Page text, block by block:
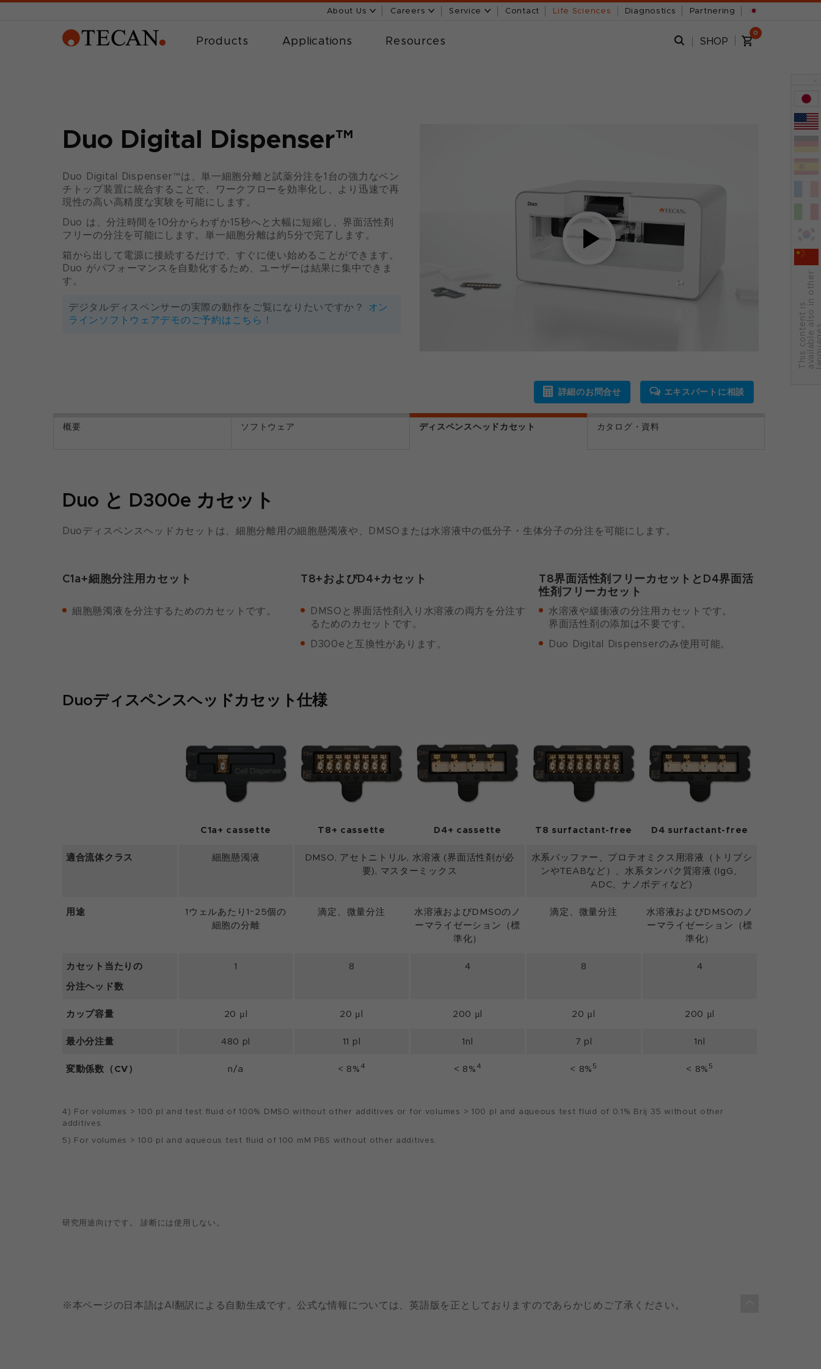
About Us Careers Service Contact Life Sciences Diagnostics Partnering
Products Applications Resources SHOP
0
T
h
i
s
c
o
n
t
e
n
t
i
s
a
v
a
i
l
a
b
l
e
a
l
s
o
i
n
o
t
h
er
l
a
n
g
u
a
g
e
Duo Digital Dispenser™
Duo Digital Dispenser™は、単一細胞分離と試薬分注を1台の強力なベン
チトップ装置に統合することで、ワークフローを効率化し、より迅速で再
現性の高い高精度な実験を可能にします。
Duo は、分注時間を10分からわずか15秒へと大幅に短縮し、界面活性剤
フリーの分注を可能にします。単一細胞分離は約5分で完了します。
箱から出して電源に接続するだけで、すぐに使い始めることができます。
Duo がパフォーマンスを自動化するため、ユーザーは結果に集中できま
す。
デジタルディスペンサーの実際の動作をご覧になりたいですか？ オン
ラインソフトウェアデモのご予約はこちら！
詳細のお問合せ エキスパートに相談
概要 ソフトウェア ディスペンスヘッドカセット カタログ・資料
Duo と D300e カセット
Duoディスペンスヘッドカセットは、細胞分離用の細胞懸濁液や、DMSOまたは水溶液中の低分子・生体分子の分注を可能にします。
C1a+細胞分注用カセット
細胞懸濁液を分注するためのカセットです。
T8+およびD4+カセット
DMSOと界面活性剤入り水溶液の両方を分注す
るためのカセットです。
D300eと互換性があります。
T8界面活性剤フリーカセットとD4界面活
性剤フリーカセット
水溶液や緩衝液の分注用カセットです。
界面活性剤の添加は不要です。
Duo Digital Dispenserのみ使用可能。
Duoディスペンスヘッドカセット仕様
C1a+ cassette T8+ cassette D4+ cassette T8 surfactant-free D4 surfactant-free
適合流体クラス 細胞懸濁液
DMSO, アセトニトリル, 水溶液 (界面活性剤が必
要), マスターミックス
水系バッファー、プロテオミクス用溶液（トリプシ
ンやTEABなど）、水系タンパク質溶液 (IgG、
ADC、ナノボディなど)
用途
1ウェルあたり1~25個の
細胞の分離
滴定、微量分注
水溶液およびDMSOのノ
ーマライゼーション（標
準化）
滴定、微量分注
水溶液およびDMSOのノ
ーマライゼーション（標
準化）
カセット当たりの
分注ヘッド数
1 8 4 8 4
カップ容量 20 µl 20 µl 200 µl 20 µl 200 µl
最小分注量 480 pl 11 pl 1nl 7 pl 1nl
変動係数（CV） n/a < 8% 4 < 8% 4 < 8% 5 < 8% 5
4) For volumes > 100 pl and test fluid of 100% DMSO without other additives or for volumes > 100 pl and aqueous test fluid of 0.1% Brij 35 without other
additives.
5) For volumes > 100 pl and aqueous test fluid of 100 mM PBS without other additives.
研究用途向けです。 診断には使用しない。
※本ページの日本語はAI翻訳による自動生成です。公式な情報については、英語版を正としておりますのであらかじめご了承ください。